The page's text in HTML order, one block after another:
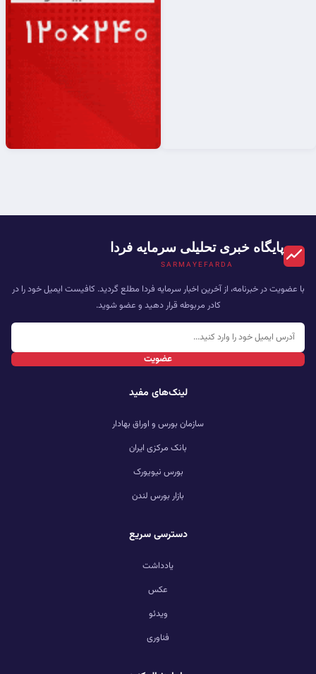
پایگاه خبری تحلیلی سرمایه فردا
SARMAYEFARDA
با عضویت در خبرنامه، از آخرین اخبار سرمایه فردا مطلع گردید. کافیست ایمیل خود را در
کادر مربوطه قرار دهید و عضو شوید.
عضویت
لینک‌های مفید
سازمان بورس و اوراق بهادار
بانک مرکزی ایران
بورس نیویورک
بازار بورس لندن
دسترسی سریع
یادداشت
عکس
ویدئو
فناوری